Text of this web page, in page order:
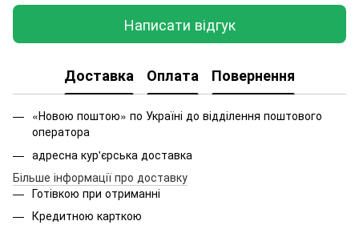
Написати відгук
Доставка Оплата Повернення
«Новою поштою» по Україні до відділення поштового
оператора
адресна кур'єрська доставка
Більше інформації про доставку
Готівкою при отриманні
Кредитною карткою